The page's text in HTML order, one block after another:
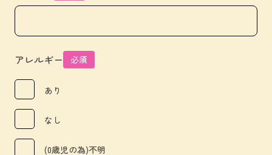
アレルギー 必須
あり
なし
(0歳児の為)不明